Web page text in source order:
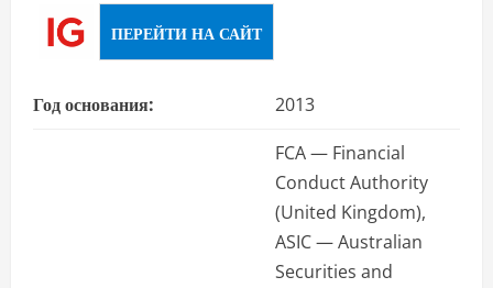
ПЕРЕЙТИ НА САЙТ
Год основания: 2013
FCA — Financial
Conduct Authority
(United Kingdom),
ASIC — Australian
Securities and